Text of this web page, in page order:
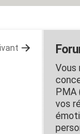
Vous
PMA
vos